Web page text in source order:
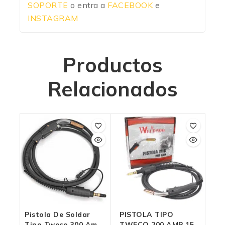
SOPORTE o entra a FACEBOOK e
INSTAGRAM
Productos
Relacionados
Pistola De Soldar
PISTOLA TIPO